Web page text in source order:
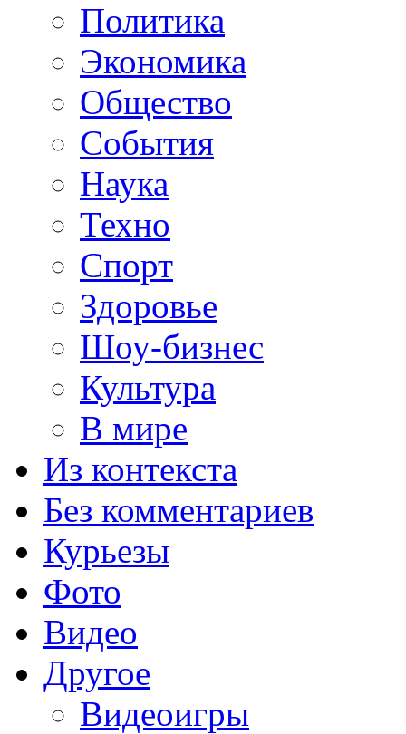
Политика
Экономика
Общество
События
Наука
Техно
Спорт
Здоровье
Шоу-бизнес
Культура
В мире
Из контекста
Без комментариев
Курьезы
Фото
Видео
Другое
Видеоигры